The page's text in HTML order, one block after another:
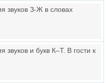
звуков З-Ж в словах
и букв К–Т. В гости к